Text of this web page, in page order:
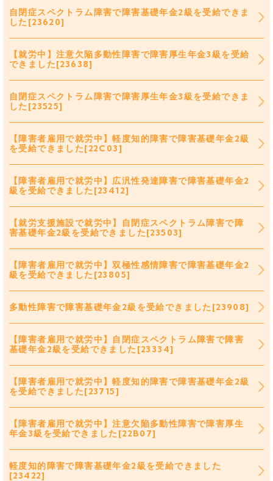
自閉症スペクトラム障害で障害基礎年金2級を受給できま
した[23620]
【就労中】注意欠陥多動性障害で障害厚生年金3級を受給
できました[23638]
自閉症スペクトラム障害で障害厚生年金3級を受給できま
した[23525]
【障害者雇用で就労中】軽度知的障害で障害基礎年金2級
を受給できました[22C03]
【障害者雇用で就労中】広汎性発達障害で障害基礎年金2
級を受給できました[23412]
【就労支援施設で就労中】自閉症スペクトラム障害で障
害基礎年金2級を受給できました[23503]
【障害者雇用で就労中】双極性感情障害で障害基礎年金2
級を受給できました[23805]
多動性障害で障害基礎年金2級を受給できました[23908]
【障害者雇用で就労中】自閉症スペクトラム障害で障害
基礎年金2級を受給できました[23334]
【障害者雇用で就労中】軽度知的障害で障害基礎年金2級
を受給できました[23715]
【障害者雇用で就労中】注意欠陥多動性障害で障害厚生
年金3級を受給できました[22B07]
軽度知的障害で障害基礎年金2級を受給できました
[23422]